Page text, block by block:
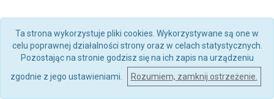
Ta strona wykorzystuje pliki cookies. Wykorzystywane są one w
celu poprawnej działalności strony oraz w celach statystycznych.
Pozostając na stronie godzisz się na ich zapis na urządzeniu
zgodnie z jego ustawieniami.
Rozumiem, zamknij ostrzeżenie.